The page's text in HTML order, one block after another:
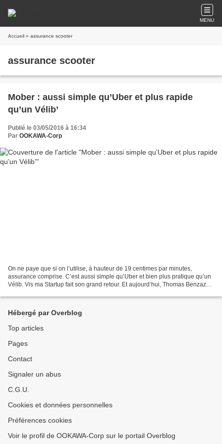
MENU
Accueil » assurance scooter
assurance scooter
Mober : aussi simple qu’Uber et plus rapide
qu’un Vélib’
Publié le 03/05/2016 à 16:34
Par OOKAWA-Corp
On ne paye que si on l’utilise, à hauteur de 19 centimes par minutes,
assurance comprise. C’est aussi simple qu’Uber et bien plus pratique qu’un
Vélib. Vis ma Startup fait son grand retour. Et aujourd’hui, Thomas Benzazon
Hébergé par Overblog
Top articles
Pages
Contact
Signaler un abus
C.G.U.
Cookies et données personnelles
Préférences cookies
Voir le profil de OOKAWA-Corp sur le portail Overblog